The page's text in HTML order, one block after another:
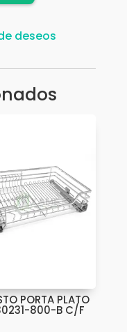
deseos
PORTA PLATO
800-B C/F